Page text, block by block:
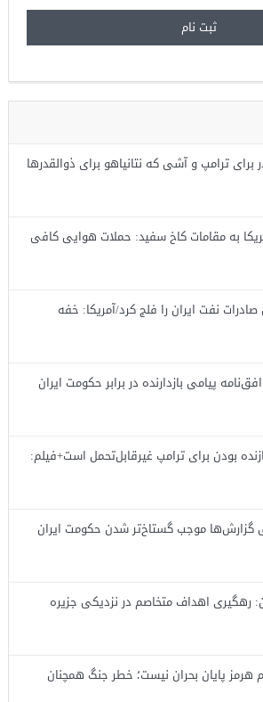
ترامپ و آشی که نتانیاهو برای ذوالقدرها
به مقامات کاخ سفید: حملات هوایی کافی
نفت ایران را فلج کرد/آمریکا: خفه
پیامی بازدارنده در برابر حکومت ایران
بودن برای ترامپ غیرقابل‌تحمل است+فیلم:
گزارش‌ها موجب گستاخ‌تر شدن حکومت ایران
رهگیری اهداف متخاصم در نزدیکی جزیره
هرمز پایان بحران نیست؛ خطر جنگ همچنان